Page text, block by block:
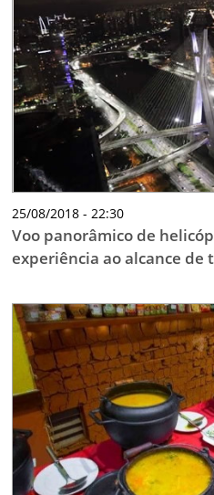
25/08/2018 - 22:30
Voo panorâmico de
experiência ao alcance de